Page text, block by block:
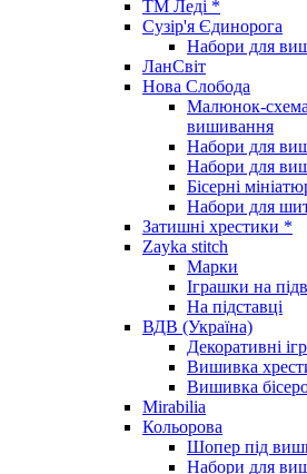
ТМ Леді *
Сузір'я Єдинорога
Набори для
ЛанСвіт
Нова Слобода
Малюнок-схема
вишивання
Набори для
Набори для
Бісерні
Набори для
Затишні хрестики *
Zayka stitch
Марки
Іграшки на
На підставці
ВДВ (Україна)
Декоративні
Вишивка
Вишивка
Mirabilia
Кольорова
Шопер під
Набори для